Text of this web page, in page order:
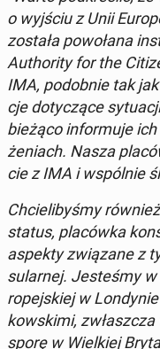
o wyjściu z Unii
została po­wo­ła­na
Au­tho­ri­ty for the
IMA, po­dob­nie tak
cje do­ty­czą­ce
bieżąco in­for­mu­je
że­niach. Nasza
cie z IMA i wspól­nie
Chcie­li­by­śmy
status, pla­ców­ka
aspekty zwią­za­ne z
su­lar­nej. Je­ste­śmy
ro­pej­skiej w
kow­ski­mi,
spo­rę w Wiel­kiej